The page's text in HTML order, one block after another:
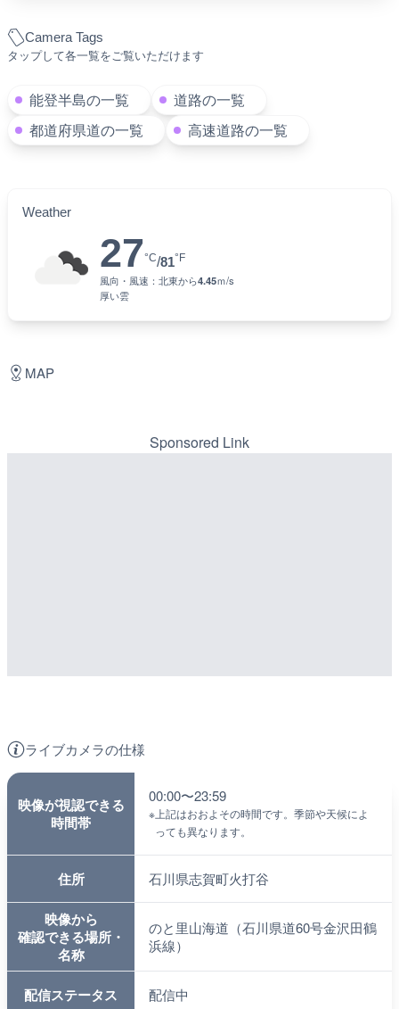
Camera Tags
タップして各一覧をご覧いただけます
能登半島の一覧
道路の一覧
都道府県道の一覧
高速道路の一覧
Weather
27°C/81°F
風向・風速： 北東から4.45ｍ/s
厚い雲
ライブカメラの仕様
映像が視認できる
時間帯
00:00〜23:59
※ 上記はおおよその時間です。季節や天候によ
っても異なります。
住所 石川県志賀町火打谷
映像から
確認できる場所・
名称
のと里山海道（石川県道60号金沢田鶴
浜線）
配信ステータス 配信中
MAP
Sponsored Link